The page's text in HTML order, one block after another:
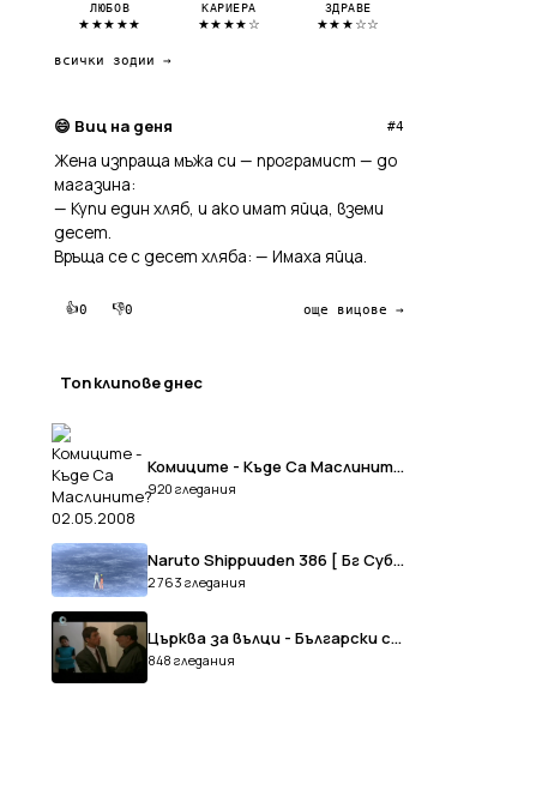
ЛЮБОВ
★★★★★
КАРИЕРА
★★★★☆
ЗДРАВЕ
★★★☆☆
всички зодии →
😄 Виц на деня #4
Жена изпраща мъжа си — програмист — до
магазина:
— Купи един хляб, и ако имат яйца, вземи
десет.
Връща се с десет хляба: — Имаха яйца.
👍0 👎0 още вицове →
Топ клипове днес
Комиците - Къде Са Маслините? 02.05.2008
920 гледания
Naruto Shippuuden 386 [ Бг Субс ] Върховно Качество
2 763 гледания
Църква за вълци - Български сериал Епизод 2
848 гледания